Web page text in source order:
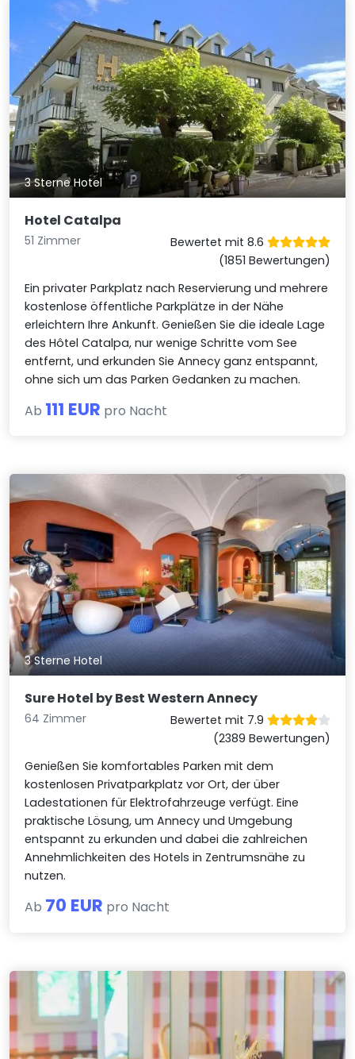
3 Sterne Hotel
Hotel Catalpa
51 Zimmer
Bewertet mit 8.6
(1851 Bewertungen)
Ein privater Parkplatz nach Reservierung und mehrere
kostenlose öffentliche Parkplätze in der Nähe
erleichtern Ihre Ankunft. Genießen Sie die ideale Lage
des Hôtel Catalpa, nur wenige Schritte vom See
entfernt, und erkunden Sie Annecy ganz entspannt,
ohne sich um das Parken Gedanken zu machen.
Ab 111 EUR pro Nacht
3 Sterne Hotel
Sure Hotel by Best Western Annecy
64 Zimmer
Bewertet mit 7.9
(2389 Bewertungen)
Genießen Sie komfortables Parken mit dem
kostenlosen Privatparkplatz vor Ort, der über
Ladestationen für Elektrofahrzeuge verfügt. Eine
praktische Lösung, um Annecy und Umgebung
entspannt zu erkunden und dabei die zahlreichen
Annehmlichkeiten des Hotels in Zentrumsnähe zu
nutzen.
Ab 70 EUR pro Nacht